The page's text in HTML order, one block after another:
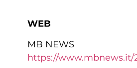
WEB
MB NEWS
https://www.mbnews.it/